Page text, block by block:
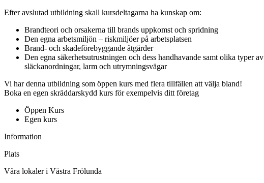
Efter avslutad utbildning skall kursdeltagarna ha kunskap om:
Brandteori och orsakerna till brands uppkomst och spridning
Den egna arbetsmiljön – riskmiljöer på arbetsplatsen
Brand- och skadeförebyggande åtgärder
Den egna säkerhetsutrustningen och dess handhavande samt olika typer av
släckanordningar, larm och utrymningsvägar
Vi har denna utbildning som öppen kurs med flera tillfällen att välja bland!
Boka en egen skräddarskydd kurs för exempelvis ditt företag
Öppen Kurs
Egen kurs
Information
Plats
Våra lokaler i Västra Frölunda